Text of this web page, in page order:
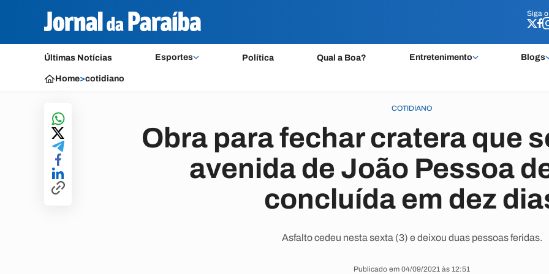
Siga o
Últimas Notícias Esportes Política Qual a Boa? Entretenimento Blogs
Siga o
Home>cotidiano
COTIDIANO
Obra para fechar cratera que
avenida de João Pessoa
concluída em dez
Asfalto cedeu nesta sexta (3) e deixou duas pessoas feridas.
Publicado em 04/09/2021 às 12:51